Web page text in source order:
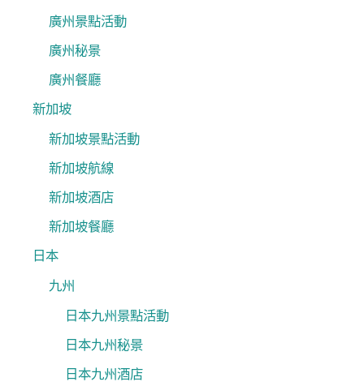
廣州景點活動
廣州秘景
廣州餐廳
新加坡
新加坡景點活動
新加坡航線
新加坡酒店
新加坡餐廳
日本
九州
日本九州景點活動
日本九州秘景
日本九州酒店